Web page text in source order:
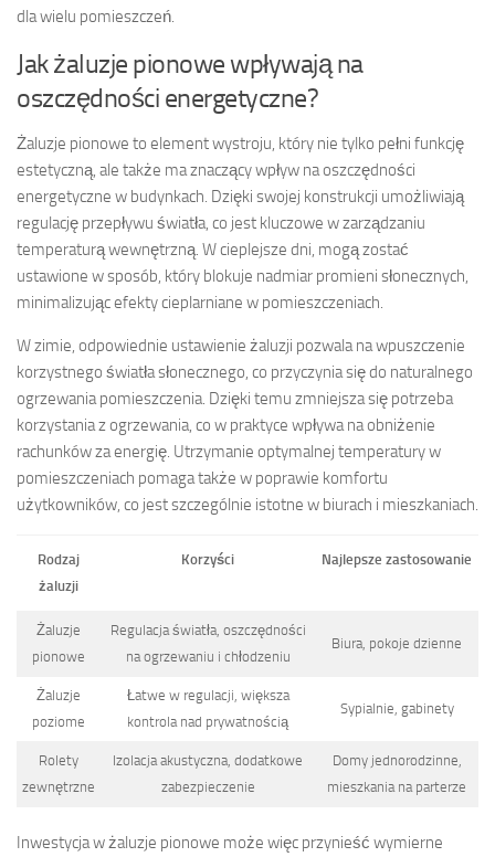
dla wielu pomieszczeń.
Jak żaluzje pionowe wpływają na
oszczędności energetyczne?
Żaluzje pionowe to element wystroju, który nie tylko pełni funkcję
estetyczną, ale także ma znaczący wpływ na oszczędności
energetyczne w budynkach. Dzięki swojej konstrukcji umożliwiają
regulację przepływu światła, co jest kluczowe w zarządzaniu
temperaturą wewnętrzną. W cieplejsze dni, mogą zostać
ustawione w sposób, który blokuje nadmiar promieni słonecznych,
minimalizując efekty cieplarniane w pomieszczeniach.
W zimie, odpowiednie ustawienie żaluzji pozwala na wpuszczenie
korzystnego światła słonecznego, co przyczynia się do naturalnego
ogrzewania pomieszczenia. Dzięki temu zmniejsza się potrzeba
korzystania z ogrzewania, co w praktyce wpływa na obniżenie
rachunków za energię. Utrzymanie optymalnej temperatury w
pomieszczeniach pomaga także w poprawie komfortu
użytkowników, co jest szczególnie istotne w biurach i mieszkaniach.
Rodzaj
żaluzji
Korzyści Najlepsze zastosowanie
Żaluzje
pionowe
Regulacja światła, oszczędności
na ogrzewaniu i chłodzeniu
Biura, pokoje dzienne
Żaluzje
poziome
Łatwe w regulacji, większa
kontrola nad prywatnością
Sypialnie, gabinety
Rolety
zewnętrzne
Izolacja akustyczna, dodatkowe
zabezpieczenie
Domy jednorodzinne,
mieszkania na parterze
Inwestycja w żaluzje pionowe może więc przynieść wymierne